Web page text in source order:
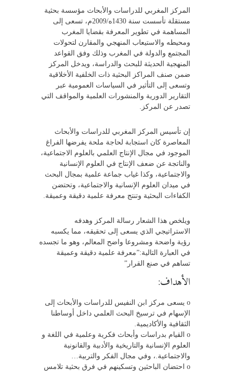
المركز المغربي للدراسات والأبحاث مؤسسة بحثية
مستقلة تأسست سنة 1430ه/2009م، تسعى إلى
المساهمة في تطوير المعرفة بقضايا المغرب
ومحيطه والاستيعاب المنهجي والمقارن لتحولات
المجتمع والدولة في المغرب وذلك وفق القواعد
المنهجية الحديثة للبحث والدراسة، ويدخل المركز
ضمن صنف المراكز البحثية ذات الخلفية الأخلاقية
وتسعى إلى التأثير في السياسات العمومية عبر
التقارير الدورية والمنشورات العلمية والمواقف التي
تصدر عن المركز.
إن تأسيس المركز المغربي للدراسات والأبحاث
المعاصرة كان استجابة لحاجة ملحة يفرضها الفراغ
الموجود في مجال الإنتاج العلمي بالعلوم الاجتماعية،
والناتجة عن ضعف الإنتاج في العلوم الإنسانية
والاجتماعية، وكذا غياب جماعة علمية بمجال البحث
في ميدان العلوم الإنسانية والاجتماعية، وتحتضن
الكفاءات البحثية وتنتج معرفة علمية دقيقة وعميقة.
ويلخص هذا الشعار رسالة المركز وهدفه
الاستراتيجي الذي يسعى إلى تحقيقه، مما يكسبه
رؤية واضحة ومشروعا واضح المعالم، وهو ما تجسده
في العبارة التالية:”معرفة علمية دقيقة وعميقة
تساهم في صنع القرار”
الأهداف:
o يسعى مركز ابن النفيس للدراسات والأبحاث إلى
الإسهام في ترسيخ البحث العلمي داخل أوساطنا
الثقافية والأكاديمية.
o القيام بدراسات وأبحاث فكرية وعلمية في اللغة و
العلوم الإنسانية والتاريخية والأدبية والقانونية
والاجتماعية.، وفي مجال الفكر والتربية…
o احتضان الباحثين وتسكينهم في فرق بحثية تلامس